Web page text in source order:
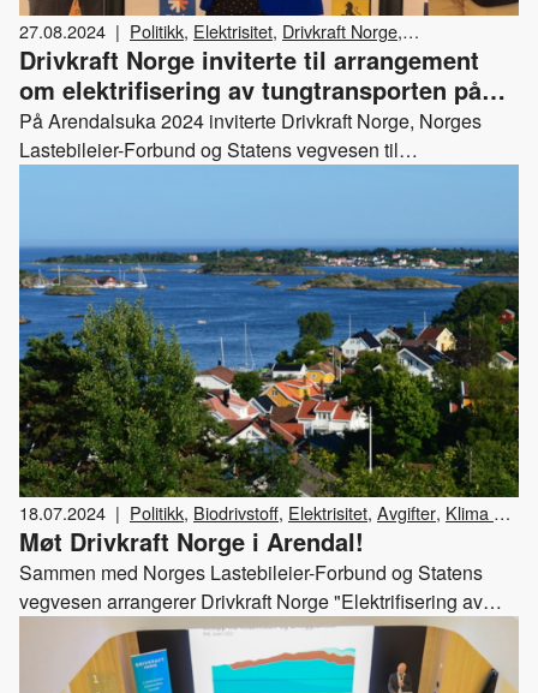
27.08.2024 | Politikk, Elektrisitet, Drivkraft Norge,
Arrangementer
Drivkraft Norge inviterte til arrangement
om elektrifisering av tungtransporten på
Arendalsuka
På Arendalsuka 2024 inviterte Drivkraft Norge, Norges
Lastebileier-Forbund og Statens vegvesen til
18.07.2024 | Politikk, Biodrivstoff, Elektrisitet, Avgifter, Klima og
miljø, Drivkraft Norge,Arrangementer
Møt Drivkraft Norge i Arendal!
Sammen med Norges Lastebileier-Forbund og Statens
vegvesen arrangerer Drivkraft Norge "Elektrifisering av
tungtransporten – en viktig brikke for å redusere
utslippene" 13. august 2024 kl. 10:30-11:15.